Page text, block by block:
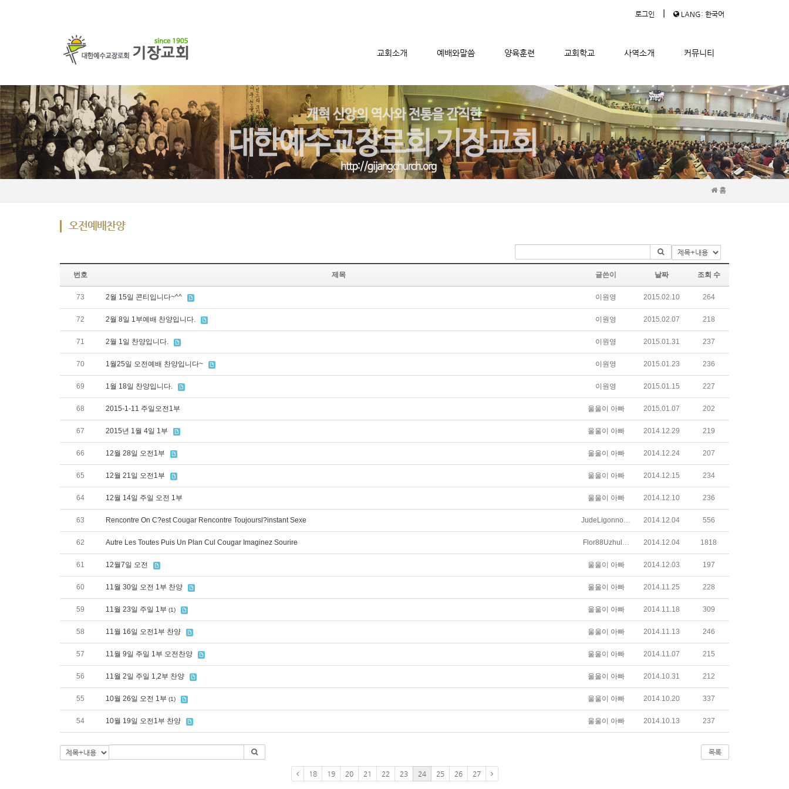
로그인 | LANG: 한국어
교회소개 예배와말씀 양육훈련 교회학교 사역소개 커뮤니티
메뉴 건너뛰기
홈
오전예배찬양
번호 제목 글쓴이 날짜 조회 수
73 2월 15일 콘티입니다~^^ 이원영 2015.02.10 264
72 2월 8일 1부예배 찬양입니다. 이원영 2015.02.07 218
71 2월 1일 찬양입니다. 이원영 2015.01.31 237
70 1월25일 오전예배 찬양입니다~ 이원영 2015.01.23 236
69 1월 18일 찬양입니다. 이원영 2015.01.15 227
68 2015-1-11 주일오전1부 울울이 아빠 2015.01.07 202
67 2015년 1월 4일 1부 울울이 아빠 2014.12.29 219
66 12월 28일 오전1부 울울이 아빠 2014.12.24 207
65 12월 21일 오전1부 울울이 아빠 2014.12.15 234
64 12월 14일 주일 오전 1부 울울이 아빠 2014.12.10 236
63 Rencontre On C?est Cougar Rencontre Toujoursl?instant Sexe JudeLigonnoodtxuosqq2014.12.04 556
62 Autre Les Toutes Puis Un Plan Cul Cougar Imaginez Sourire Flor88Uzhulqiquwu2014.12.04 1818
61 12월7일 오전 울울이 아빠 2014.12.03 197
60 11월 30일 오전 1부 찬양 울울이 아빠 2014.11.25 228
59 11월 23일 주일 1부 (1) 울울이 아빠 2014.11.18 309
58 11월 16일 오전1부 찬양 울울이 아빠 2014.11.13 246
57 11월 9일 주일 1부 오전찬양 울울이 아빠 2014.11.07 215
56 11월 2일 주일 1,2부 찬양 울울이 아빠 2014.10.31 212
55 10월 26일 오전 1부 (1) 울울이 아빠 2014.10.20 337
54 10월 19일 오전1부 찬양 울울이 아빠 2014.10.13 237
목록
18 19 20 21 22 23 24 25 26 27